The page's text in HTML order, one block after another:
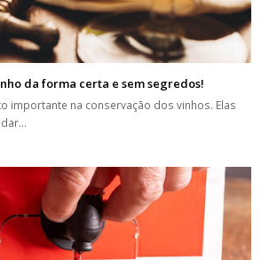
da forma certa e sem segredos!
importante na conservação dos vinhos. Elas